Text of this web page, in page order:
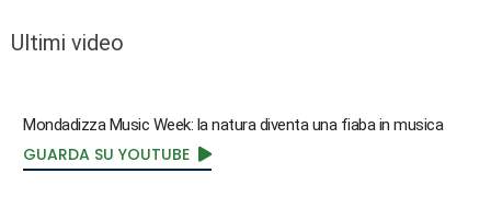
Ultimi video
Mondadizza Music Week: la natura diventa una fiaba in musica
GUARDA SU YOUTUBE